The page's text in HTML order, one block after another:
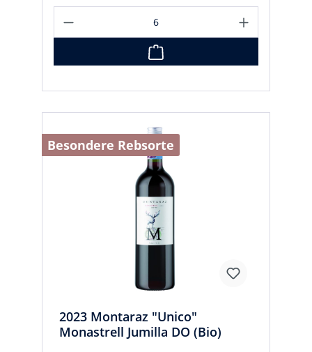
Besondere Rebsorte
2023 Montaraz "Unico"
Monastrell Jumilla DO (Bio)